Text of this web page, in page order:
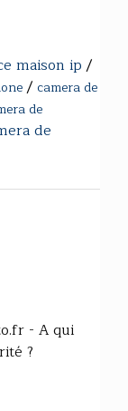
maison ip/
/ camera de
de
de
- A qui
?